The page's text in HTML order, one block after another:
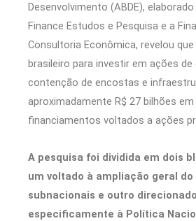
Desenvolvimento (ABDE),
Finance Estudos e Pesquisa e a
Consultoria Econômica, revelou
brasileiro para investir em ações de
contenção de encostas e
aproximadamente R$ 27 bilhões
financiamentos voltados a ações
A pesquisa foi dividida em dois
um voltado à ampliação geral
subnacionais e outro direcionado
especificamente à Política